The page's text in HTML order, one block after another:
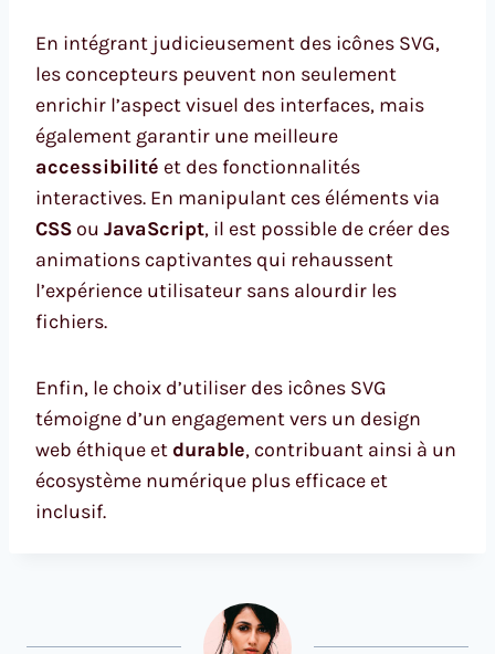
En intégrant judicieusement des icônes SVG,
les concepteurs peuvent non seulement
enrichir l’aspect visuel des interfaces, mais
également garantir une meilleure
accessibilité et des fonctionnalités
interactives. En manipulant ces éléments via
CSS ou JavaScript, il est possible de créer des
animations captivantes qui rehaussent
l’expérience utilisateur sans alourdir les
fichiers.
Enfin, le choix d’utiliser des icônes SVG
témoigne d’un engagement vers un design
web éthique et durable, contribuant ainsi à un
écosystème numérique plus efficace et
inclusif.